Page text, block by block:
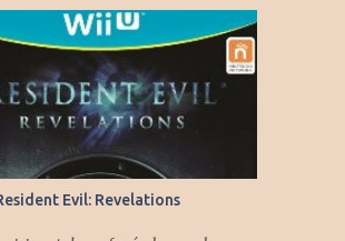
Evil: Revelations